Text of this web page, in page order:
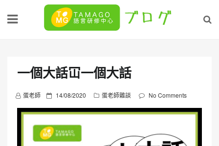
一個大話冚一個大話
蛋老師
P
o
t
e
14/08/2020 蛋老師雜談 No Comments